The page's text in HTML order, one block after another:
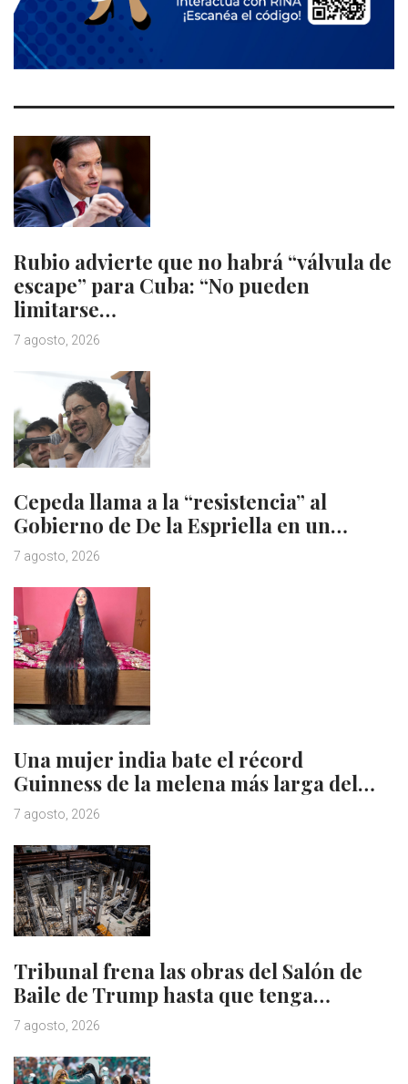
Rubio advierte que no habrá “válvula de
escape” para Cuba: “No pueden
limitarse…
7 agosto, 2026
Cepeda llama a la “resistencia” al
Gobierno de De la Espriella en un…
7 agosto, 2026
Una mujer india bate el récord
Guinness de la melena más larga del…
7 agosto, 2026
Tribunal frena las obras del Salón de
Baile de Trump hasta que tenga…
7 agosto, 2026